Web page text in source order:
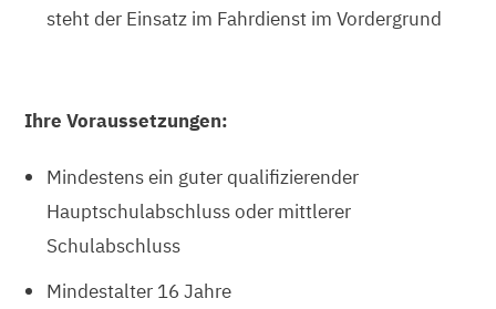
steht der Einsatz im Fahrdienst im Vordergrund
Ihre Voraussetzungen:
Mindestens ein guter qualifizierender
Hauptschulabschluss oder mittlerer
Schulabschluss
Mindestalter 16 Jahre